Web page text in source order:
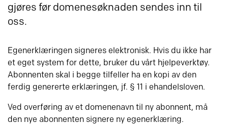
gjøres før domenesøknaden sendes inn til
oss.
Egenerklæringen signeres elektronisk. Hvis du ikke har
et eget system for dette, bruker du vårt hjelpeverktøy.
Abonnenten skal i begge tilfeller ha en kopi av den
ferdig genererte erklæringen, jf. § 11 i ehandelsloven.
Ved overføring av et domenenavn til ny abonnent, må
den nye abonnenten signere ny egenerklæring.